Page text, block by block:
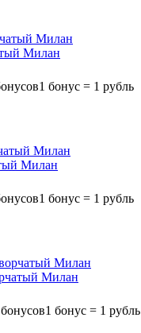
Милан
1 бонус = 1 рубль
Милан
1 бонус = 1 рубль
Милан
бонусов1 бонус = 1 рубль